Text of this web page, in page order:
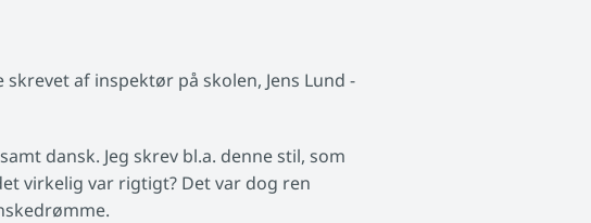
af inspektør på skolen, Jens Lund -
dansk. Jeg skrev bl.a. denne stil, som
virkelig var rigtigt? Det var dog ren